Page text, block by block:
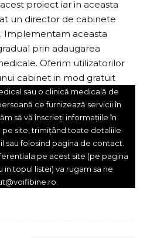
proiect iar in aceasta
un director de cabinete
Implementam aceasta
prin adaugarea
Oferim utilizatorilor
cabinet in mod gratuit
sau o clinică medicală de
ce furnizează servicii în
să vă înscrieți informațiile în
site, trimițând toate detaliile
sau folosind pagina de contact
pe acest site (pe pagina
topul listei) va rugam sa ne